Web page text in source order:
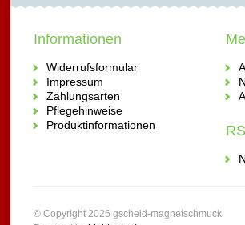
Informationen
Widerrufsformular
Impressum
Zahlungsarten
Pflegehinweise
Produktinformationen
© Copyright 2026 gscheid-magnetschmuck